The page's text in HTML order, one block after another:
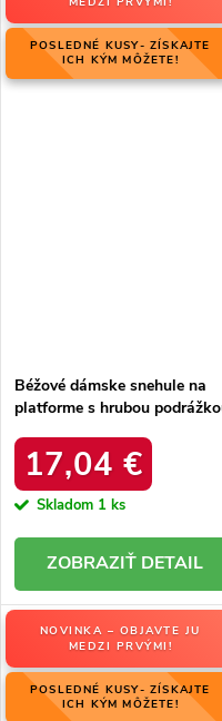
POSLEDNÉ KUSY- ZÍSKAJTE
ICH KÝM MÔŽETE!
Béžové dámske snehule na
platforme s hrubou
925 KHAKI
17,04 €
Skladom 1 ks
DETAIL
NOVINKA – OBJAVTE JU
MEDZI PRVÝMI!
POSLEDNÉ KUSY- ZÍSKAJTE
ICH KÝM MÔŽETE!